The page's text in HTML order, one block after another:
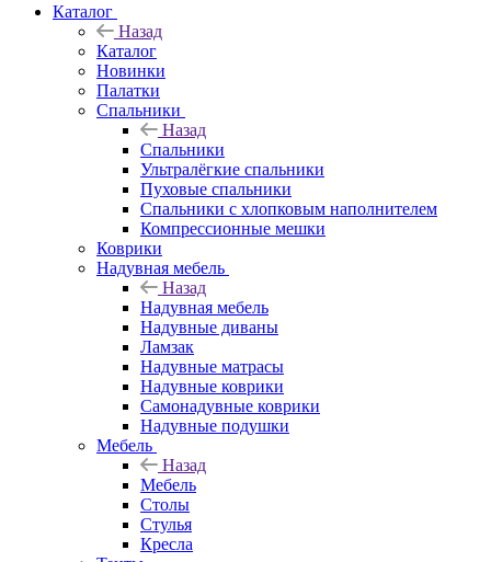
Каталог
Назад
Каталог
Новинки
Палатки
Спальники
Назад
Спальники
Ультралёгкие спальники
Пуховые спальники
Спальники с хлопковым наполнителем
Компрессионные мешки
Коврики
Надувная мебель
Назад
Надувная мебель
Надувные диваны
Ламзак
Надувные матрасы
Надувные коврики
Самонадувные коврики
Надувные подушки
Мебель
Назад
Мебель
Столы
Стулья
Кресла